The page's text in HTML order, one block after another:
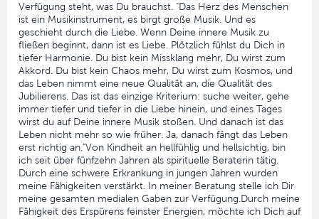
Verfügung steht, was Du brauchst. "Das Herz des Menschen
ist ein Musikinstrument, es birgt große Musik. Und es
geschieht durch die Liebe. Wenn Deine innere Musik zu
fließen beginnt, dann ist es Liebe. Plötzlich fühlst du Dich in
tiefer Harmonie. Du bist kein Missklang mehr, Du wirst zum
Akkord. Du bist kein Chaos mehr, Du wirst zum Kosmos, und
das Leben nimmt eine neue Qualität an, die Qualität des
Jubilierens. Das ist das einzige Kriterium: suche weiter, gehe
immer tiefer und tiefer in die Liebe hinein, und eines Tages
wirst du auf Deine innere Musik stoßen. Und danach ist das
Leben nicht mehr so wie früher. Ja, danach fängt das Leben
erst richtig an."Von Kindheit an hellfühlig und hellsichtig, bin
ich seit über fünfzehn Jahren als spirituelle Beraterin tätig.
Durch eine schwere Erkrankung in jungen Jahren wurden
meine Fähigkeiten verstärkt. In meiner Beratung stelle ich Dir
meine gesamten medialen Gaben zur Verfügung.Durch meine
Fähigkeit des Erspürens feinster Energien, möchte ich Dich auf